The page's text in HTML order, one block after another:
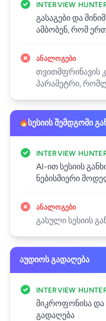
INTERVIEW
გასაგები და
ამბობენ, რომ
ᲐᲜᲐᲚᲝᲒᲔᲑᲘ
თვითმფრინავის
პარამეტრი,
სესიის შემდგომი
INTERVIEW
AI-ით სესიის
ნებისმიერი
ᲐᲜᲐᲚᲝᲒᲔᲑᲘ
გასული სესიის
აუდიოს გადაღება
INTERVIEW
მიკროფონისა
გადაღება